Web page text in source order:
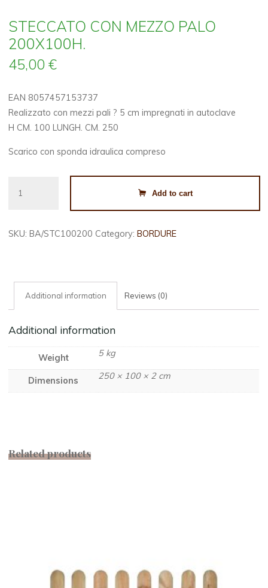
STECCATO CON MEZZO PALO
200X100H.
45,00€
EAN 8057457153737
Realizzato con mezzi pali ? 5 cm impregnati in autoclave
H CM. 100 LUNGH. CM. 250
Scarico con sponda idraulica compreso
CON
PALO
Add to cart
SKU:BA/STC100200 Category:BORDURE
Additional information Reviews (0)
Additional information
Weight 5 kg
Dimensions 250 × 100 × 2 cm
Related products